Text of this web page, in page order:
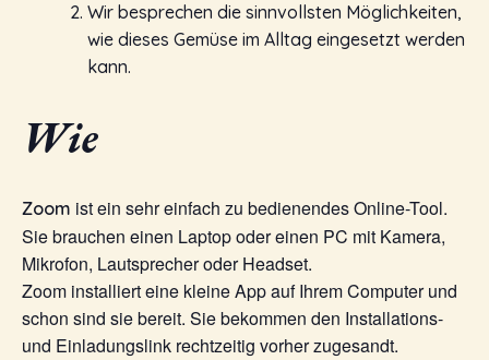
Wir besprechen die sinnvollsten Möglichkeiten,
wie dieses Gemüse im Alltag eingesetzt werden
kann.
Wie
Zoom ist ein sehr einfach zu bedienendes Online-Tool.
Sie brauchen einen Laptop oder einen PC mit Kamera,
Mikrofon, Lautsprecher oder Headset.
Zoom installiert eine kleine App auf Ihrem Computer und
schon sind sie bereit. Sie bekommen den Installations-
und Einladungslink rechtzeitig vorher zugesandt.